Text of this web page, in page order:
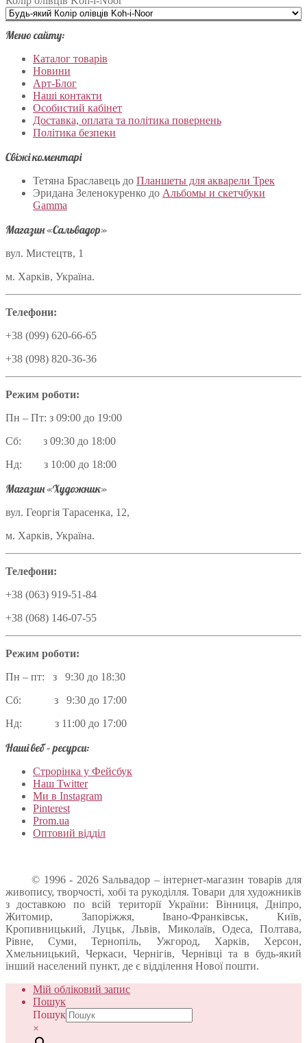
Меню сайту:
Каталог товарів
Новини
Арт-Блог
Наші контакти
Особистий кабінет
Доставка, оплата та політика повернень
Політика безпеки
Свіжі коментарі
Тетяна Браславець до Планшеты для акварели Трек
Эридана Зеленокуренко до Альбомы и скетчбуки
Gamma
Магазин «Сальвадор»
вул. Мистецтв, 1
м. Харків, Україна.
Телефони:
+38 (099) 620-66-65
+38 (098) 820-36-36
Режим роботи:
Пн – Пт: з 09:00 до 19:00
Сб: з 09:30 до 18:00
Нд: з 10:00 до 18:00
Магазин «Художник»
вул. Георгія Тарасенка, 12,
м. Харків, Україна.
Телефони:
+38 (063) 919-51-84
+38 (068) 146-07-55
Режим роботи:
Пн – пт: з 9:30 до 18:30
Сб: з 9:30 до 17:00
Нд: з 11:00 до 17:00
Наші веб – ресурси:
Строрінка у Фейсбук
Наш Twitter
Ми в Instagram
Pinterest
Prom.ua
Оптовий відділ
© 1996 - 2026 Sальвадор – інтернет-магазин товарів для
живопису, творчості, хобі та рукоділля. Товари для художників
з доставкою по всій території України: Вінниця, Дніпро,
Житомир, Запоріжжя, Івано-Франківськ, Київ,
Кропивницький, Луцьк, Львів, Миколаїв, Одеса, Полтава,
Рівне, Суми, Тернопіль, Ужгород, Харків, Херсон,
Хмельницький, Черкаси, Чернігів, Чернівці та в будь-який
інший населений пункт, де є відділення Нової пошти.
Мій обліковий запис
Пошук
Пошук
×